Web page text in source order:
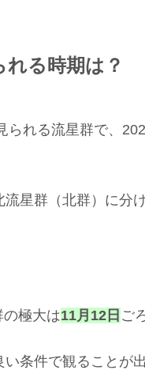
れる時期は？
られる流星群で、
星群（北群）に分
の極大は11月12日 ご
条件で観ることが